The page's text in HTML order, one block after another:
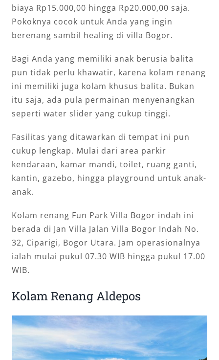
biaya Rp15.000,00 hingga Rp20.000,00 saja.
Pokoknya cocok untuk Anda yang ingin
berenang sambil healing di villa Bogor.
Bagi Anda yang memiliki anak berusia balita
pun tidak perlu khawatir, karena kolam renang
ini memiliki juga kolam khusus balita. Bukan
itu saja, ada pula permainan menyenangkan
seperti water slider yang cukup tinggi.
Fasilitas yang ditawarkan di tempat ini pun
cukup lengkap. Mulai dari area parkir
kendaraan, kamar mandi, toilet, ruang ganti,
kantin, gazebo, hingga playground untuk anak-
anak.
Kolam renang Fun Park Villa Bogor indah ini
berada di Jan Villa Jalan Villa Bogor Indah No.
32, Ciparigi, Bogor Utara. Jam operasionalnya
ialah mulai pukul 07.30 WIB hingga pukul 17.00
WIB.
Kolam Renang Aldepos